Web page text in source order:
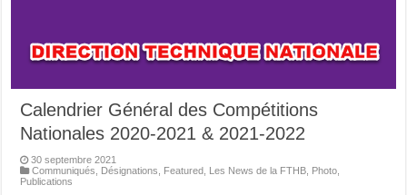
Calendrier Général des Compétitions
Nationales 2020-2021 & 2021-2022
30 septembre 2021
Communiqués
Désignations Featured Les News de la FTHB Photo
Publications